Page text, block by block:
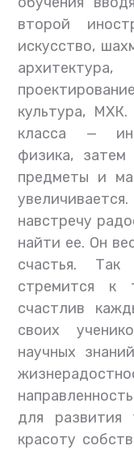
второй
искусство,
культура,
класса —
физика,
предметы и
навстречу
найти ее. Он
счастья. Так
стремится к
счастлив
своих
научных
для развития
красоту